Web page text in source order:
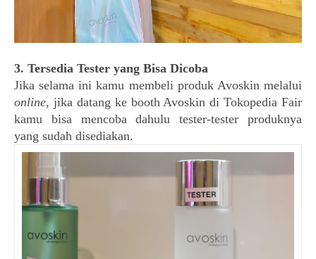
3. Tersedia Tester yang Bisa Dicoba
Jika selama ini kamu membeli produk Avoskin melalui
online, jika datang ke booth Avoskin di Tokopedia Fair
kamu bisa mencoba dahulu tester-tester produknya
yang sudah disediakan.